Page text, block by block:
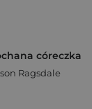
córeczka
Ragsdale